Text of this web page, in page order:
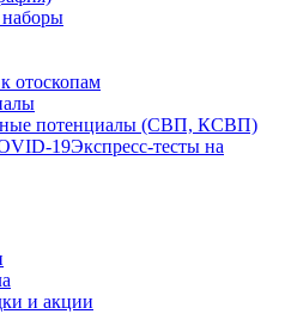
наборы
отоскопам
потенциалы (СВП, КСВП)
Экспресс-тесты на
и акции